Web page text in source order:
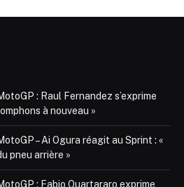
: Raul Fernandez s’exprime
à nouveau »
– Ai Ogura réagit au Sprint : «
pneu arrière »
: Fabio Quartararo exprime